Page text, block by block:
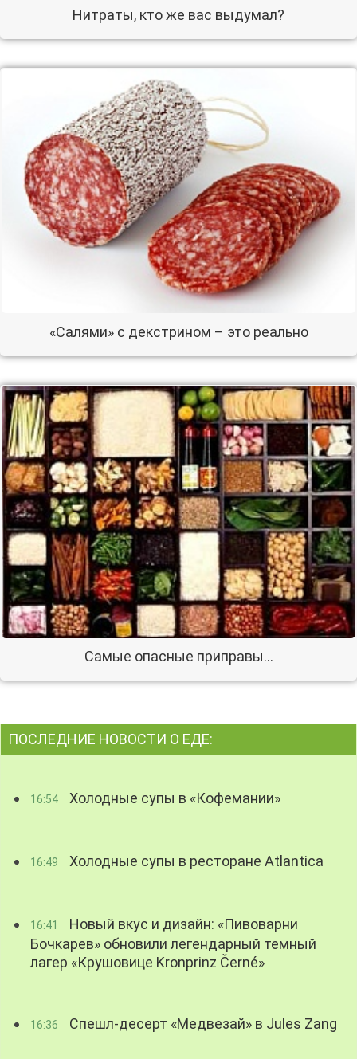
Нитраты, кто же вас выдумал?
«Салями» с декстрином – это реально
Самые опасные приправы…
ПОСЛЕДНИЕ НОВОСТИ О ЕДЕ:
16:54 Холодные супы в «Кофемании»
16:49 Холодные супы в ресторане Atlantica
16:41
Новый вкус и дизайн: «Пивоварни
Бочкарев» обновили легендарный темный
лагер «Крушовице Kronprinz Černé»
16:36 Спешл-десерт «Медвезай» в Jules Zang